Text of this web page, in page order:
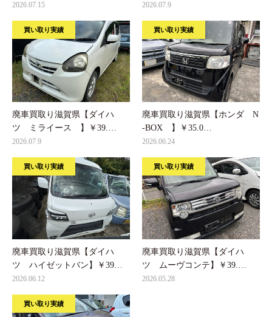
2026.07.15 2026.07.9
買い取り実績
廃車買取り滋賀県【ダイハ
ツ ミライース 】￥39.…
2026.07.9
買い取り実績
廃車買取り滋賀県【ホンダ N
-BOX 】￥35.0…
2026.06.24
買い取り実績
廃車買取り滋賀県【ダイハ
ツ ハイゼットバン】￥39…
2026.06.12
買い取り実績
廃車買取り滋賀県【ダイハ
ツ ムーヴコンテ】￥39.…
2026.05.28
買い取り実績